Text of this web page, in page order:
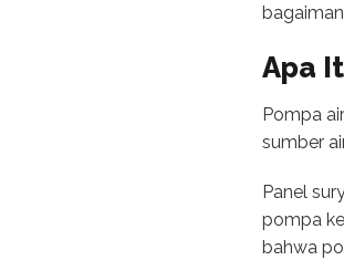
Apa
Pompa
sumber
Panel
pompa
bahwa